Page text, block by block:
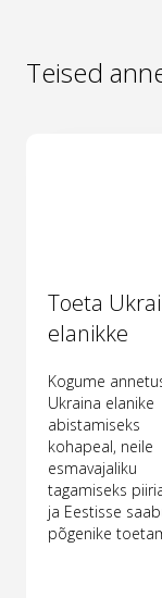
Teised
Toeta
elanikke
Kogume
Ukraina elanike
abistamiseks
kohapeal, neile
esmavajaliku
tagamiseks
ja Eestisse
põgenike